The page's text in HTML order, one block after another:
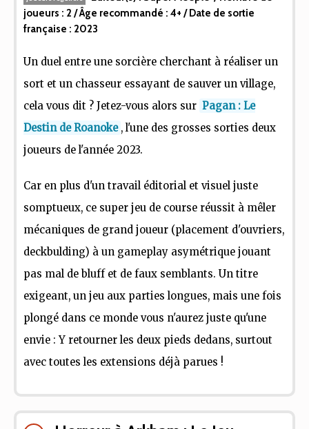
joueurs : 2 / Âge recommandé : 4+ / Date de sortie
française : 2023
Un duel entre une sorcière cherchant à réaliser un
sort et un chasseur essayant de sauver un village,
cela vous dit ? Jetez-vous alors sur Pagan : Le
Destin de Roanoke , l'une des grosses sorties deux
joueurs de l'année 2023.
Car en plus d'un travail éditorial et visuel juste
somptueux, ce super jeu de course réussit à mêler
mécaniques de grand joueur (placement d'ouvriers,
deckbulding) à un gameplay asymétrique jouant
pas mal de bluff et de faux semblants. Un titre
exigeant, un jeu aux parties longues, mais une fois
plongé dans ce monde vous n'aurez juste qu'une
envie : Y retourner les deux pieds dedans, surtout
avec toutes les extensions déjà parues !